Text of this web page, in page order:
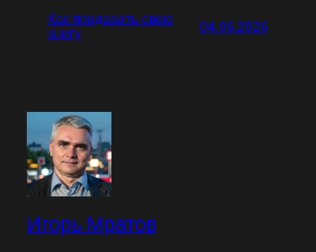
Как продавать свою
книгу
04.06.2026
Игорь Мратов